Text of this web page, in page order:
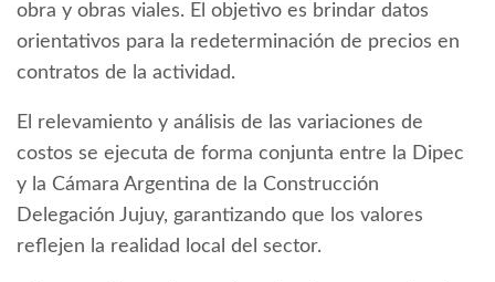
obra y obras viales. El objetivo es brindar datos
orientativos para la redeterminación de precios en
contratos de la actividad.
El relevamiento y análisis de las variaciones de
costos se ejecuta de forma conjunta entre la Dipec
y la Cámara Argentina de la Construcción
Delegación Jujuy, garantizando que los valores
reflejen la realidad local del sector.